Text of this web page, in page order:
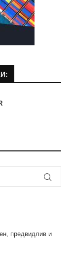
предвидлив и